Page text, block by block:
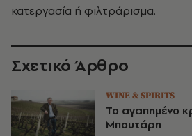
κατεργασία ή φιλτράρισμα.
Σχετικό Άρθρο
WINE & SPIRITS
Το αγαπημένο
Μπουτάρη